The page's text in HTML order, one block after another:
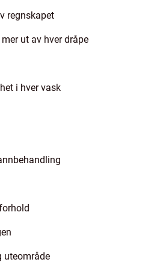
regnskapet
ut av hver dråpe
i hver vask
uteområde